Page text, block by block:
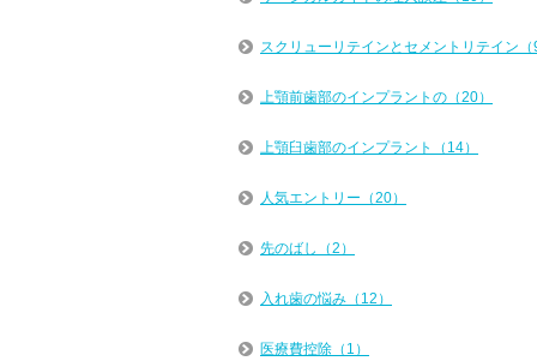
スクリューリテインとセメントリテイン（
上顎前歯部のインプラントの（20）
上顎臼歯部のインプラント（14）
人気エントリー（20）
先のばし（2）
入れ歯の悩み（12）
医療費控除（1）